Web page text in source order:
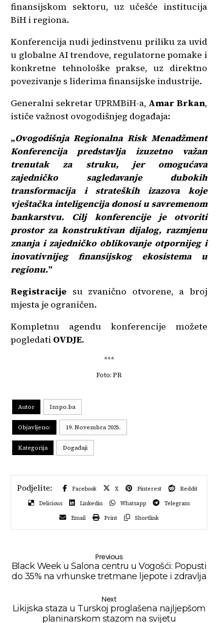
finansijskom sektoru, uz učešće institucija
BiH i regiona.
Konferencija nudi jedinstvenu priliku za uvid
u globalne AI trendove, regulatorne pomake i
konkretne tehnološke prakse, uz direktno
povezivanje s liderima finansijske industrije.
Generalni sekretar UPRMBiH-a, Amar Brkan,
ističe važnost ovogodišnjeg događaja:
„Ovogodišnja Regionalna Risk Menadžment
Konferencija predstavlja izuzetno važan
trenutak za struku, jer omogućava
zajedničko sagledavanje dubokih
transformacija i strateških izazova koje
vještačka inteligencija donosi u savremenom
bankarstvu. Cilj konferencije je otvoriti
prostor za konstruktivan dijalog, razmjenu
znanja i zajedničko oblikovanje otpornijeg i
inovativnijeg finansijskog ekosistema u
regionu.”
Registracije su zvanično otvorene, a broj
mjesta je ograničen.
Kompletnu agendu konferencije možete
pogledati OVDJE.
***
Foto: PR
Autor Inspo.ba
Objavljeno: 19. Novembra 2025.
Kategorija Događaji
Facebook X Pinterest
Reddit
Delicious
Linkedin Whatsapp
Telegram
Email
Print Shortlink
Previous
Black Week u Salona centru u Vogošći: Popusti
do 35% na vrhunske tretmane ljepote i zdravlja
Next
Likijska staza u Turskoj proglašena najljepšom
planinarskom stazom na svijetu